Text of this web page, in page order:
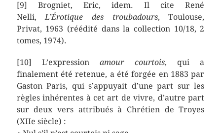
[9] Brogniet, Eric, idem. Il cite René
Nelli,L’Érotique des troubadours, Toulouse,
Privat, 1963 (réédité dans la collection 10/18, 2
tomes, 1974).
[10] L’expressionamour courtois, qui a
finalement été retenue, a été forgée en 1883 par
Gaston Paris, qui s’appuyait d’une part sur les
règles inhérentes à cet art de vivre, d’autre part
sur deux vers attribués à Chrétien de Troyes
(XIIe siècle) :